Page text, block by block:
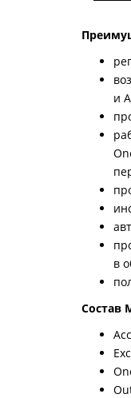
и
в
Состав